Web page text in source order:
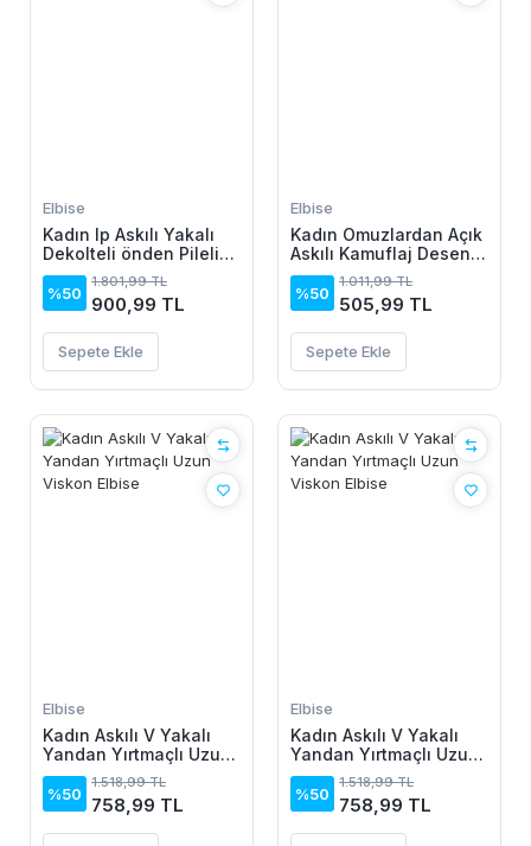
Elbise
Kadın Ip Askılı Yakalı
Dekolteli önden Pileli
Midi Ithal Krep Elbise
%50
1.801,99 TL
900,99 TL
Sepete Ekle
Elbise
Kadın Omuzlardan Açık
Askılı Kamuflaj Desenli
Kısa Süprem Elbise
%50
1.011,99 TL
505,99 TL
Sepete Ekle
Elbise
Kadın Askılı V Yakalı
Yandan Yırtmaçlı Uzun
Viskon Elbise
%50
1.518,99 TL
758,99 TL
Elbise
Kadın Askılı V Yakalı
Yandan Yırtmaçlı Uzun
Viskon Elbise
%50
1.518,99 TL
758,99 TL